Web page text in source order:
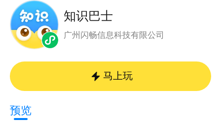
知识巴士
广州闪畅信息科技有限公司
马上玩
预览